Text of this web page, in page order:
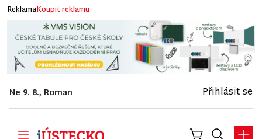
ReklamaKoupit reklamu
Ne 9. 8., Roman Přihlásit se